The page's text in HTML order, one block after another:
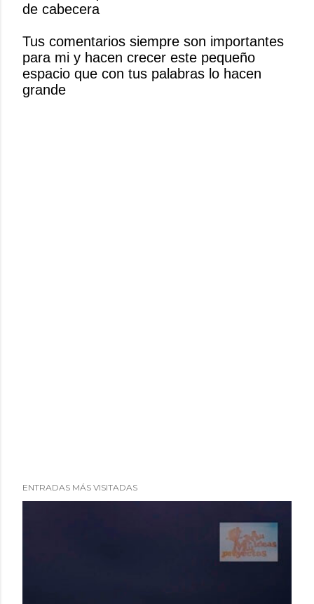
a
u
n
c
o
de cabecera
Tus comentarios siempre son importantes
para mi y hacen crecer este pequeño
espacio que con tus palabras lo hacen
grande
ENTRADAS MÁS VISITADAS